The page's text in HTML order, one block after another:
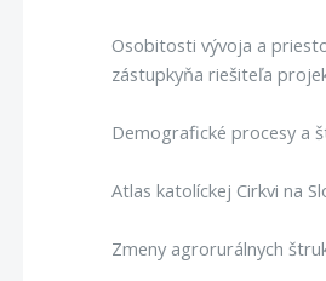
Osobitosti vývoja a
zástupkyňa riešiteľa
Demografické procesy a
Atlas katolíckej Cirkvi na
Zmeny agrorurálnych